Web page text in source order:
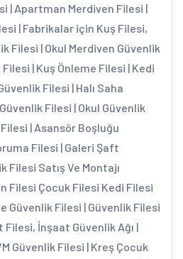
| Apartman Merdiven Filesi |
| Fabrikalar için Kuş Filesi,
Filesi | Okul Merdiven Güvenlik
| Kuş Önleme Filesi | Kedi
Filesi | Halı Saha
Filesi | Okul Güvenlik
| Asansör Boşluğu
Filesi | Galeri Şaft
Filesi Satış Ve Montajı
Filesi Çocuk Filesi Kedi Filesi
Güvenlik Filesi | Güvenlik Filesi
Filesi, İnşaat Güvenlik Ağı |
Güvenlik Filesi | Kreş Çocuk